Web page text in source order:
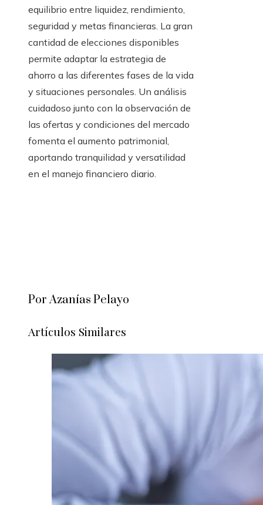
equilibrio entre liquidez, rendimiento,
seguridad y metas financieras. La gran
cantidad de elecciones disponibles
permite adaptar la estrategia de
ahorro a las diferentes fases de la vida
y situaciones personales. Un análisis
cuidadoso junto con la observación de
las ofertas y condiciones del mercado
fomenta el aumento patrimonial,
aportando tranquilidad y versatilidad
en el manejo financiero diario.
Por Azanías Pelayo
Artículos Similares